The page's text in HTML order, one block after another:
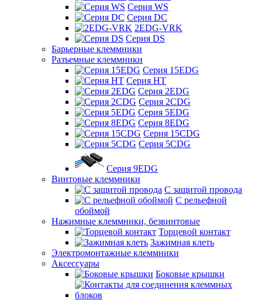
Серия WS
Серия DC
2EDG-VRK
Серия DS
Барьерные клеммники
Разъемные клеммники
Серия 15EDG
Серия HT
Серия 2EDG
Серия 2CDG
Серия 5EDG
Серия 8EDG
Серия 15CDG
Серия 5CDG
Серия 9EDG
Винтовые клеммники
С защитой провода
C рельефной
обоймой
Нажимные клеммники, безвинтовые
Торцевой контакт
Зажимная клеть
Электромонтажные клеммники
Аксессуары
Боковые крышки